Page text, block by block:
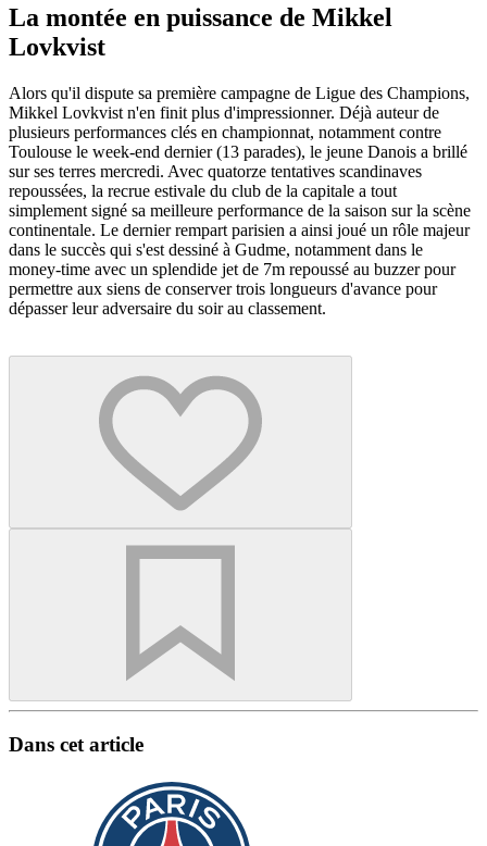
La montée en puissance de Mikkel
Lovkvist
Alors qu'il dispute sa première campagne de Ligue des Champions,
Mikkel Lovkvist n'en finit plus d'impressionner. Déjà auteur de
plusieurs performances clés en championnat, notamment contre
Toulouse le week-end dernier (13 parades), le jeune Danois a brillé
sur ses terres mercredi. Avec quatorze tentatives scandinaves
repoussées, la recrue estivale du club de la capitale a tout
simplement signé sa meilleure performance de la saison sur la scène
continentale. Le dernier rempart parisien a ainsi joué un rôle majeur
dans le succès qui s'est dessiné à Gudme, notamment dans le
money-time avec un splendide jet de 7m repoussé au buzzer pour
permettre aux siens de conserver trois longueurs d'avance pour
dépasser leur adversaire du soir au classement.
Dans cet article